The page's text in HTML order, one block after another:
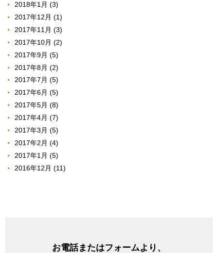
2018年1月 (3)
2017年12月 (1)
2017年11月 (3)
2017年10月 (2)
2017年9月 (5)
2017年8月 (2)
2017年7月 (5)
2017年6月 (5)
2017年5月 (8)
2017年4月 (7)
2017年3月 (5)
2017年2月 (4)
2017年1月 (5)
2016年12月 (11)
お電話またはフォームより、